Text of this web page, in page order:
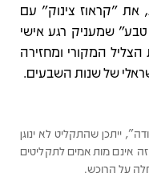
את "קראוז צינוק" עם
שמעניק רגע אישי
המקורי ומחזירה
של שנות השבעים.
ייתכן שהתקליט לא ינוגן
אינם מותאמים לתקליטים
על הרוכש.